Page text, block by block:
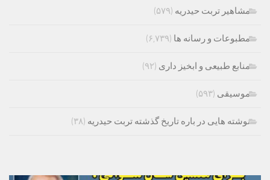
مشاهیر تربت حیدریه (۵۷۹)
مطبوعات و رسانه ها (۶,۷۳۹)
منابع طبیعی و ابخیز داری (۹۲)
موسیقی (۵۹۳)
نوشته هایی در باره تاریخ گذشته تربت حیدریه (۳۸)